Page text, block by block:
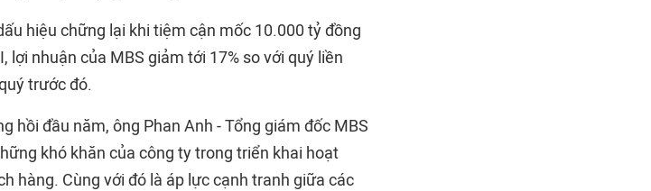
hiệu chững lại khi tiệm cận mốc 10.000 tỷ đồng
nhuận của MBS giảm tới 17% so với quý liền
trước đó.
hồi đầu năm, ông Phan Anh - Tổng giám đốc MBS
khó khăn của công ty trong triển khai hoạt
hàng. Cùng với đó là áp lực cạnh tranh giữa các